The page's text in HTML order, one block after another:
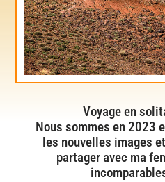
Voyage en
Nous sommes en 2023
les nouvelles images
partager avec ma